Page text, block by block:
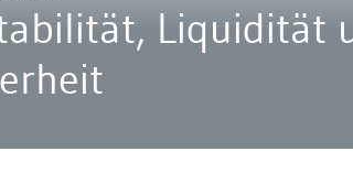
Liquidität